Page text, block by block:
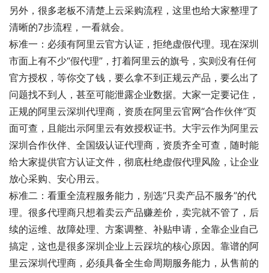
另外，很多老板不清楚上云采购流程，这里也给大家整理了
清晰的7步流程，一看就会。
标准一：必须有阿里云官方认证，拒绝虚假代理。现在深圳
市面上有不少“假代理”，打着阿里云的旗号，实则没有任何
官方授权，等你交了钱，要么拿不到正规云产品，要么出了
问题找不到人，甚至可能泄露企业数据。大家一定要记住，
正规的阿里云深圳代理商，资质在阿里云官网“合作伙伴”页
面可查，且能出示阿里云有效授权证书。大宇云作为阿里云
深圳合作伙伴、全国级认证代理商，资质齐全可查，随时能
给大家提供官方认证文件，彻底杜绝虚假代理风险，让企业
放心采购、安心用云。
标准二：看重全流程服务能力，别选“只卖产品不服务”的代
理。很多代理商只想着卖云产品赚差价，卖完就不管了，后
续的运维、故障处理、方案调整、补贴申请，全靠企业自己
搞定，这也是很多深圳企业上云踩坑的核心原因。靠谱的阿
里云深圳代理商，必须具备全生命周期服务能力，从售前的